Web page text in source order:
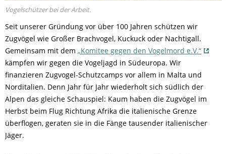
Vogelschützer bei der Arbeit.
Seit unserer Gründung vor über 100 Jahren schützen wir
Zugvögel wie Großer Brachvogel, Kuckuck oder Nachtigall.
Gemeinsam mit dem „Komitee gegen den Vogelmord e.V.“
kämpfen wir gegen die Vogeljagd in Südeuropa. Wir
finanzieren Zugvogel-Schutzcamps vor allem in Malta und
Norditalien. Denn Jahr für Jahr wiederholt sich südlich der
Alpen das gleiche Schauspiel: Kaum haben die Zugvögel im
Herbst beim Flug Richtung Afrika die italienische Grenze
überflogen, geraten sie in die Fänge tausender italienischer
Jäger.